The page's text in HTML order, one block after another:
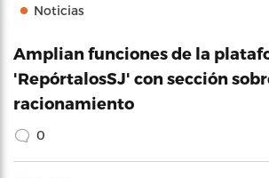
Noticias
Amplian funciones de la
'RepórtalosSJ' con sección
racionamiento
0